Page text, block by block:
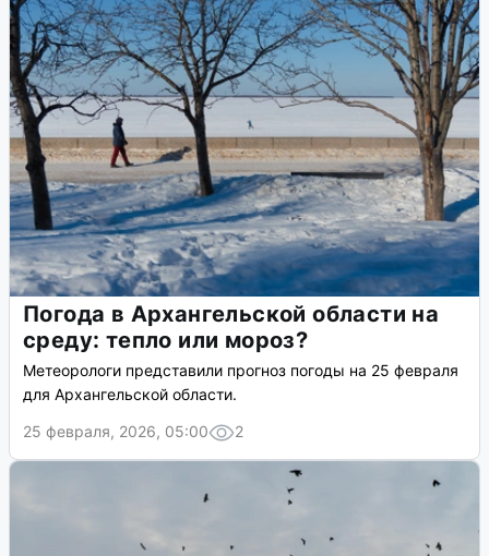
Погода в Архангельской области на
среду: тепло или мороз?
Метеорологи представили прогноз погоды на 25 февраля
для Архангельской области.
25 февраля, 2026, 05:00
2